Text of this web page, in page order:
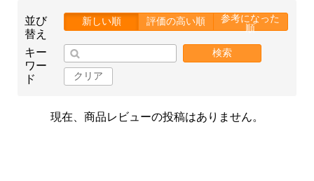
並び
替え
新しい順 評価の高い順
参考になった
順
キー
ワー
ド
検索
クリア
現在、商品レビューの投稿はありません。